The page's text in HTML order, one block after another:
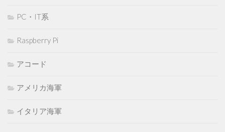
PC・IT系
Raspberry Pi
アコード
アメリカ海軍
イタリア海軍